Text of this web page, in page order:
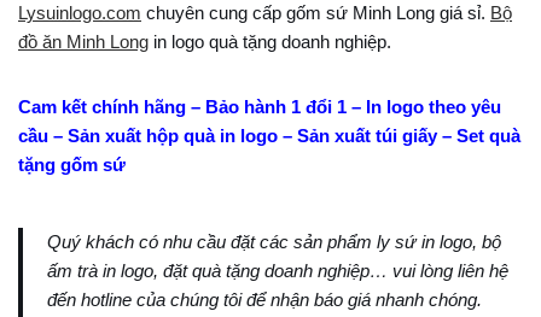
Lysuinlogo.com chuyên cung cấp gốm sứ Minh Long giá sỉ. Bộ
đồ ăn Minh Long in logo quà tặng doanh nghiệp.
Cam kết chính hãng – Bảo hành 1 đổi 1 – In logo theo yêu
cầu – Sản xuất hộp quà in logo – Sản xuất túi giấy – Set quà
tặng gốm sứ
Quý khách có nhu cầu đặt các sản phẩm ly sứ in logo, bộ
ấm trà in logo, đặt quà tặng doanh nghiệp… vui lòng liên hệ
đến hotline của chúng tôi để nhận báo giá nhanh chóng.